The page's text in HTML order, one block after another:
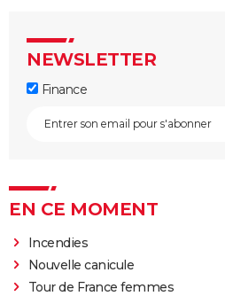
NEWSLETTER
Finance
EN CE MOMENT
Incendies
Nouvelle canicule
Tour de France femmes